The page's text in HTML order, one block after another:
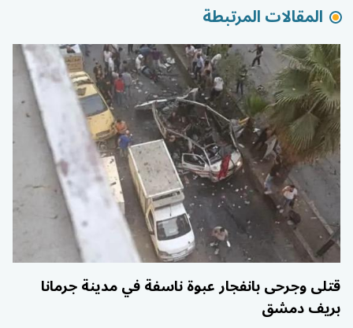
المقالات المرتبطة
قتلى وجرحى بانفجار عبوة ناسفة في مدينة جرمانا
بريف دمشق